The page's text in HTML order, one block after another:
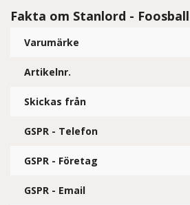
Fakta om Stanlord -
Varumärke
Artikelnr.
Skickas från
GSPR - Telefon
GSPR - Företag
GSPR - Email